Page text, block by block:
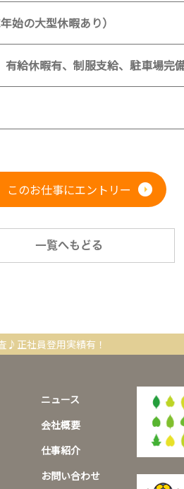
始の大型休暇あり）
有給休暇有、制服支給、駐車場完
このお仕事にエントリー
一覧へもどる
♪正社員登用実績有！
ニュース
会社概要
仕事紹介
お問い合わせ